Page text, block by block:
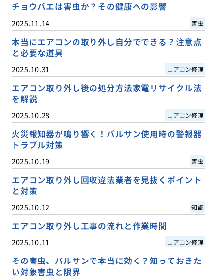
チョウバエは害虫か？その健康への影響
2025.11.14 害虫
本当にエアコンの取り外し自分でできる？注意点
と必要な道具
2025.10.31 エアコン修理
エアコン取り外し後の処分方法家電リサイクル法
を解説
2025.10.28 エアコン修理
火災報知器が鳴り響く！バルサン使用時の警報器
トラブル対策
2025.10.19 害虫
エアコン取り外し回収違法業者を見抜くポイント
と対策
2025.10.12 知識
エアコン取り外し工事の流れと作業時間
2025.10.11 エアコン修理
その害虫、バルサンで本当に効く？知っておきた
い対象害虫と限界